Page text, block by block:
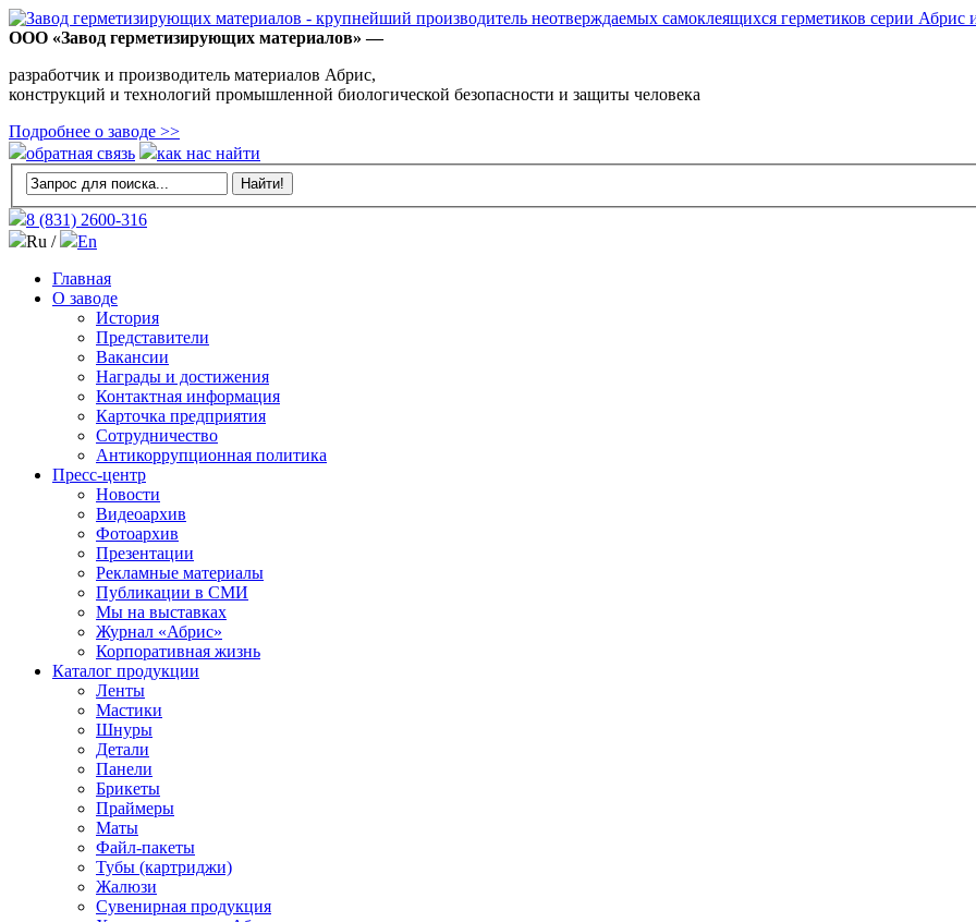
ООО «Завод герметизирующих материалов» —
разработчик и производитель материалов Абрис,
конструкций и технологий промышленной биологической безопасности и защиты человека
Подробнее о заводе >>
обратная связь
как нас найти
8 (831) 2600-316
Ru /
En
Главная
О заводе
История
Представители
Вакансии
Награды и достижения
Контактная информация
Карточка предприятия
Сотрудничество
Антикоррупционная политика
Пресс-центр
Новости
Видеоархив
Фотоархив
Презентации
Рекламные материалы
Публикации в СМИ
Мы на выставках
Журнал «Абрис»
Корпоративная жизнь
Каталог продукции
Ленты
Мастики
Шнуры
Детали
Панели
Брикеты
Праймеры
Маты
Файл-пакеты
Тубы (картриджи)
Жалюзи
Сувенирная продукция